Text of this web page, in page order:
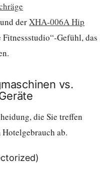
und derXHA-006A Hip
Gefühl, das
vs.
die Sie treffen
ab.